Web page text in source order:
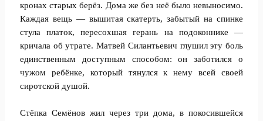
кронах старых берёз. Дома же без неё было невыносимо.
Каждая вещь — вышитая скатерть, забытый на спинке
стула платок, пересохшая герань на подоконнике —
кричала об утрате. Матвей Силантьевич глушил эту боль
единственным доступным способом: он заботился о
чужом ребёнке, который тянулся к нему всей своей
сиротской душой.
Стёпка Семёнов жил через три дома, в покосившейся